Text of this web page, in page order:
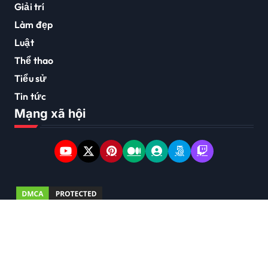
Giải trí
Làm đẹp
Luật
Thể thao
Tiểu sử
Tin tức
Mạng xã hội